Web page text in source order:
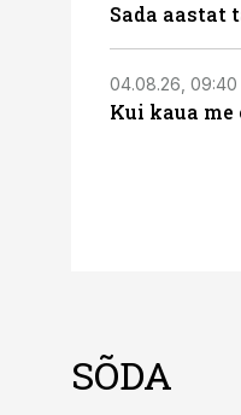
Sada aastat
04.08.26, 09:40
Kui kaua me
SÕDA